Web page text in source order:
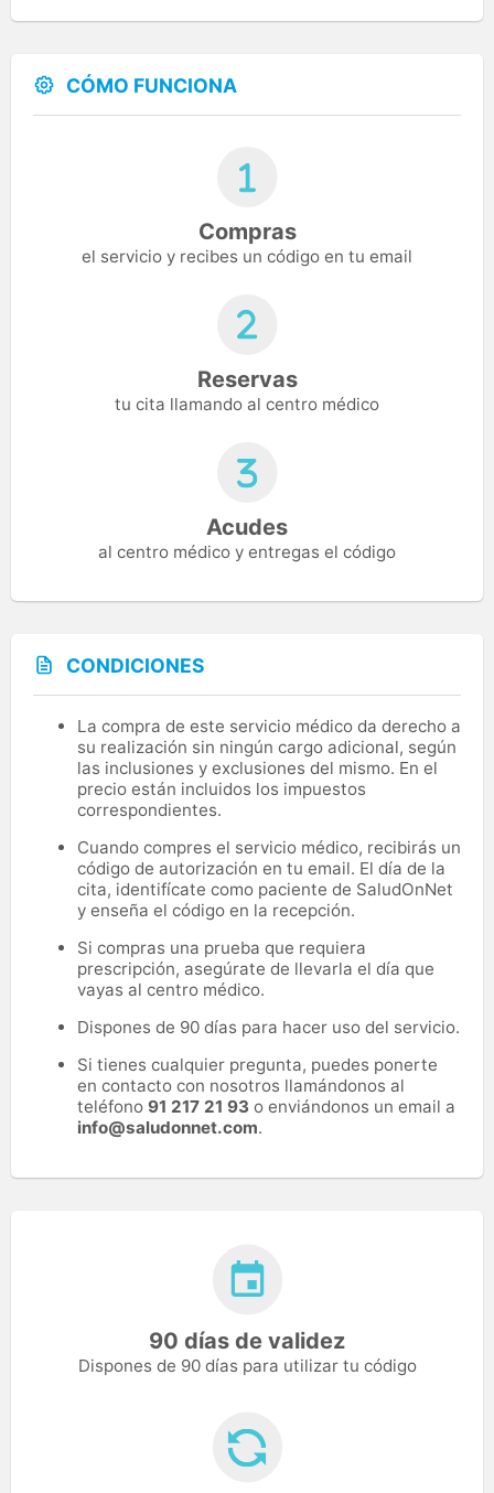
CÓMO FUNCIONA
Compras
el servicio y recibes un código en tu email
Reservas
tu cita llamando al centro médico
Acudes
al centro médico y entregas el código
CONDICIONES
La compra de este servicio médico da derecho a
su realización sin ningún cargo adicional, según
las inclusiones y exclusiones del mismo. En el
precio están incluidos los impuestos
correspondientes.
Cuando compres el servicio médico, recibirás un
código de autorización en tu email. El día de la
cita, identifícate como paciente de SaludOnNet
y enseña el código en la recepción.
Si compras una prueba que requiera
prescripción, asegúrate de llevarla el día que
vayas al centro médico.
Dispones de 90 días para hacer uso del servicio.
Si tienes cualquier pregunta, puedes ponerte
en contacto con nosotros llamándonos al
teléfono 91 217 21 93 o enviándonos un email a
info@saludonnet.com.
90 días de validez
Dispones de 90 días para utilizar tu código